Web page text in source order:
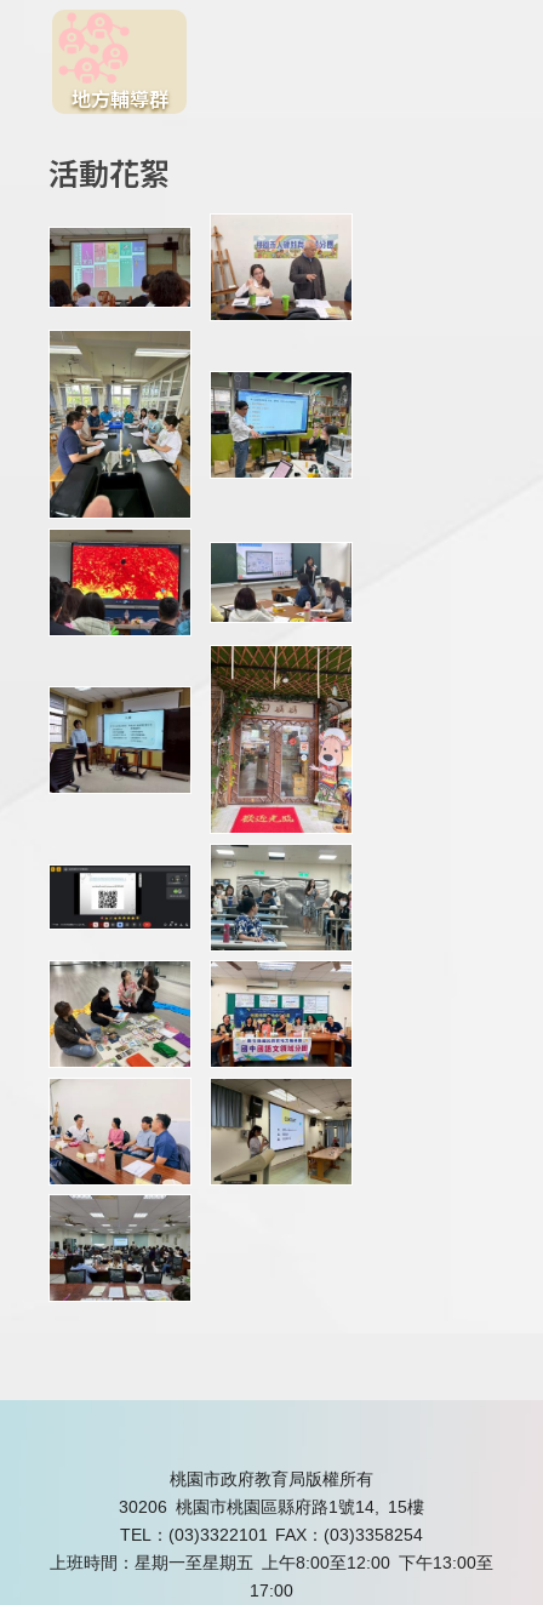
地方輔導群
活動花絮
桃園市政府教育局版權所有
30206 桃園市桃園區縣府路1號14, 15樓
TEL：(03)3322101
FAX：(03)3358254
上班時間：星期一至星期五 上午8:00至12:00 下午13:00至
17:00